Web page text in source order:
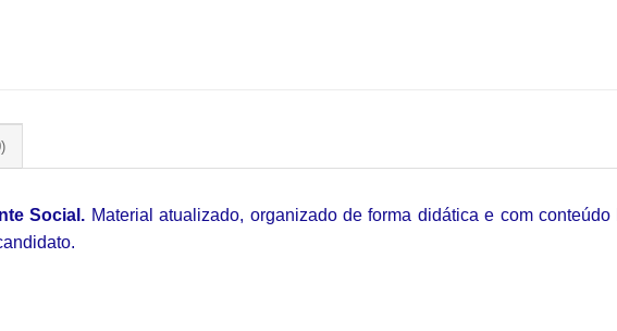
Social. Material atualizado, organizado de forma didática e com